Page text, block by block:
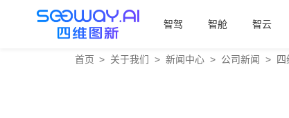
智驾 智舱 智云
首页 > 关于我们 > 新闻中心 > 公司新闻 >